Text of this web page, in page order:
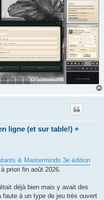
ligne (et sur table!) +
& Masterminds 3e édition
priori fin août 2026.
déjà bien mais y avait des
à un type de jeu très ouvert